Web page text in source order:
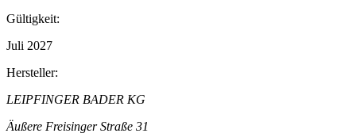
Gültigkeit:
Juli 2027
Hersteller:
LEIPFINGER BADER KG
Äußere Freisinger Straße 31